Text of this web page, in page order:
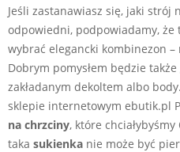
Jeśli zastanawiasz się, jaki
odpowiedni, podpowiadamy, że
wybrać elegancki kombinezon
Dobrym pomysłem będzie
zakładanym dekoltem albo
sklepie internetowym ebutik.pl
na chrzciny, które
taka sukienka nie może być